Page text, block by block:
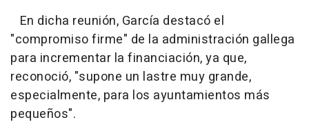
En dicha reunión, García destacó el
"compromiso firme" de la administración gallega
para incrementar la financiación, ya que,
reconoció, "supone un lastre muy grande,
especialmente, para los ayuntamientos más
pequeños".